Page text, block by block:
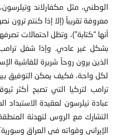
الوطني، مثل مكفارلاند
معروفة تقريباً (إلا إذا كنتم
أنها “كتابة”)، وتظل احتمالات
بشكل غير عادي. وإذا شغل ترامب
الذين يرون روحاً شريرة للفاشية
لكل واحة، فكيف يمكن التوفيق
ترامب لتركيا التي تصبح أكثر
عبادة تيلرسون لعقيدة
التشارك مع الروس لتهدئة
الإيراني وقواته في العراق